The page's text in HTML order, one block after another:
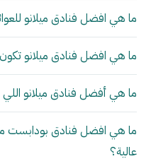
ما هي افضل فنادق ميلانو
ما هي افضل فنادق ميلانو
ما هي أفضل فنادق ميلانو
ما هي افضل فنادق بودابست
عالية؟